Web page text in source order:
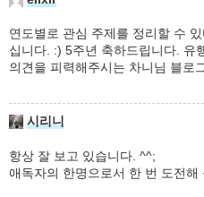
연도별로 관심 주제를 정리할 수
십니다. :) 5주년 축하드립니다. 유
의견을 피력해주시는 차니님 블로
시리니
항상 잘 보고 있습니다. ^^;
애독자의 한명으로서 한 번 도전